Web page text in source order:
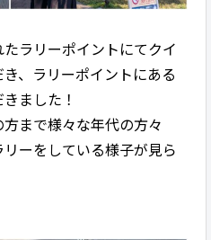
ラリーポイントにてクイ
、ラリーポイントにある
ました！
まで様々な年代の方々
ーをしている様子が見ら